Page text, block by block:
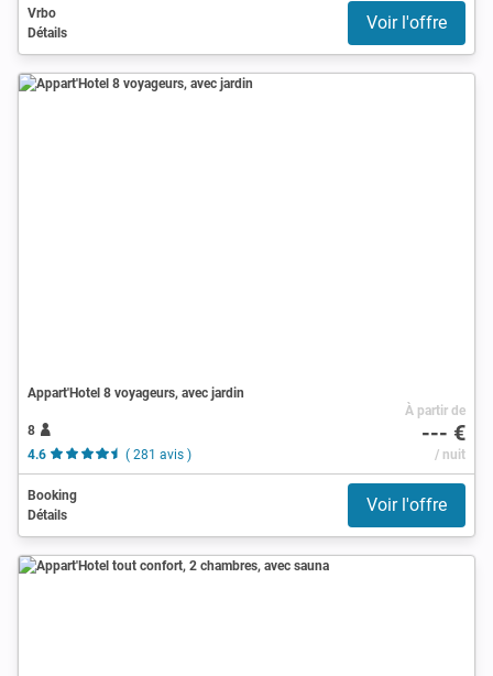
Vrbo
Détails
Voir l'offre
Appart'Hotel 8 voyageurs, avec jardin
8
4.6
( 281 avis )
À partir de
--- €
/ nuit
Booking
Détails
Voir l'offre